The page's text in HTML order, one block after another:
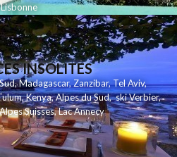
Lisbonne
INSOLITES
,Madagascar,Zanzibar,Tel Aviv,
,Kenya,Alpes du Sud,ski Verbier,
Suisses,Lac Annecy